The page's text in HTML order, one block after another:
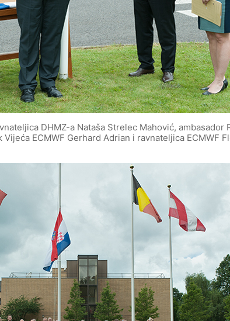
DHMZ-a Nataša Strelec Mahović, ambasador
ECMWF Gerhard Adrian i ravnateljica ECMWF